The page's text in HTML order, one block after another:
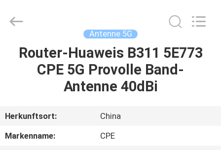
HAUS
PRODUKTE
ÜBER
UNS
2021
Electronics.
Antenne 5G
Router-Huaweis B311 5E773
CPE 5G Provolle Band-
Antenne 40dBi
Herkunftsort:
China
Markenname:
CPE